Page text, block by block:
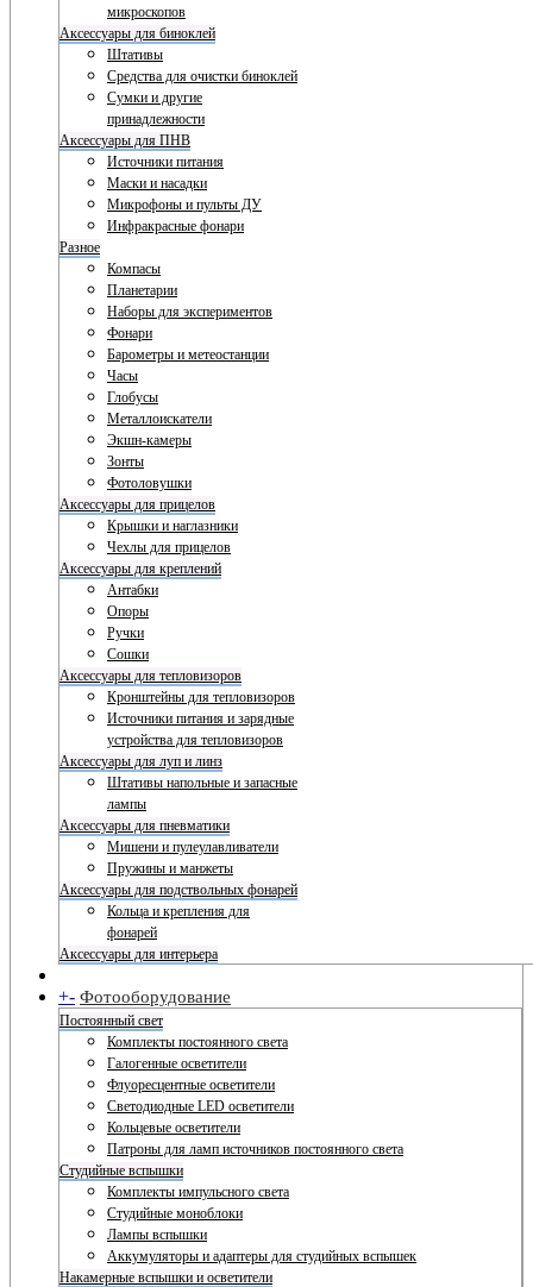
микроскопов
Аксессуары для биноклей
Штативы
Средства для очистки биноклей
Сумки и другие
принадлежности
Аксессуары для ПНВ
Источники питания
Маски и насадки
Микрофоны и пульты ДУ
Инфракрасные фонари
Разное
Компасы
Планетарии
Наборы для экспериментов
Фонари
Барометры и метеостанции
Часы
Глобусы
Металлоискатели
Экшн-камеры
Зонты
Фотоловушки
Аксессуары для прицелов
Крышки и наглазники
Чехлы для прицелов
Аксессуары для креплений
Антабки
Опоры
Ручки
Сошки
Аксессуары для тепловизоров
Кронштейны для тепловизоров
Источники питания и зарядные
устройства для тепловизоров
Аксессуары для луп и линз
Штативы напольные и запасные
лампы
Аксессуары для пневматики
Мишени и пулеулавливатели
Пружины и манжеты
Аксессуары для подствольных фонарей
Кольца и крепления для
фонарей
Аксессуары для интерьера
+- Фотооборудование
Постоянный свет
Комплекты постоянного света
Галогенные осветители
Флуоресцентные осветители
Светодиодные LED осветители
Кольцевые осветители
Патроны для ламп источников постоянного света
Студийные вспышки
Комплекты импульсного света
Студийные моноблоки
Лампы вспышки
Аккумуляторы и адаптеры для студийных вспышек
Накамерные вспышки и осветители